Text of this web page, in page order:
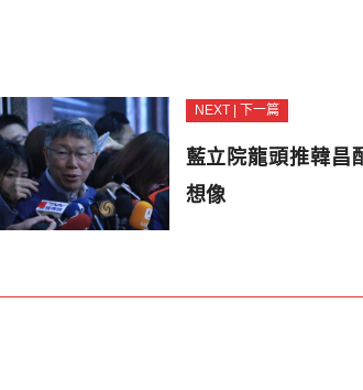
NEXT | 下一篇
藍立院龍頭推韓昌
想像